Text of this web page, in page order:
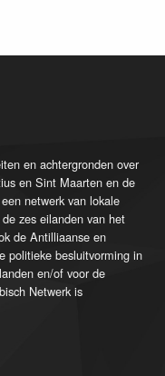
en achtergronden over
en Sint Maarten en de
netwerk van lokale
zes eilanden van het
de Antilliaanse en
politieke besluitvorming in
en/of voor de
Netwerk is